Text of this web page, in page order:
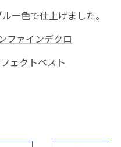
ー色で仕上げました。
ファインデクロ
ェクトベスト